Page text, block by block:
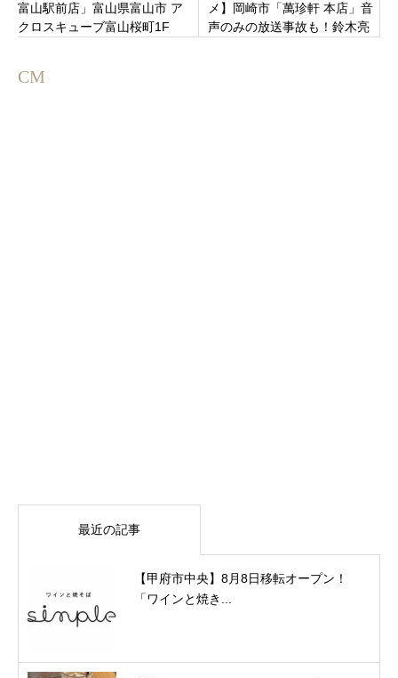
富山駅前店」富山県富山市 ア
クロスキューブ富山桜町1F
メ】岡崎市「萬珍軒 本店」音
声のみの放送事故も！鈴木亮
CM
最近の記事
【甲府市中央】8月8日移転オープン！
「ワインと焼き...